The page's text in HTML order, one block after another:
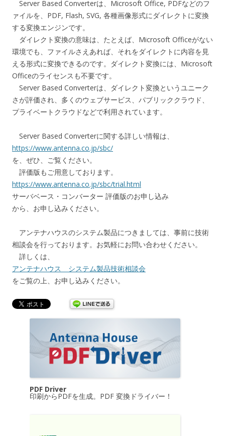
Server Based Converterは、Microsoft Office, PDFなどのフ
ァイルを、PDF, Flash, SVG, 各種画像形式にダイレクトに変換
する変換エンジンです。
ダイレクト変換の意味は、たとえば、Microsoft Officeがない
環境でも、ファイルさえあれば、それをダイレクトに内容を見
える形式に変換できるのです。ダイレクト変換には、Microsoft
Officeのライセンスも不要です。
Server Based Converterは、ダイレクト変換というユニーク
さが評価され、多くのウェブサービス、パブリッククラウド、
プライベートクラウドなどで利用されています。
Server Based Converterに関する詳しい情報は、
https://www.antenna.co.jp/sbc/
を、ぜひ、ご覧ください。
評価版もご用意しております。
https://www.antenna.co.jp/sbc/trial.html
サーバベース・コンバーター 評価版のお申し込み
から、お申し込みください。
アンテナハウスのシステム製品につきましては、事前に技術
相談会を行っております。お気軽にお問い合わせください。
詳しくは、
アンテナハウス システム製品技術相談会
をご覧の上、お申し込みください。
PDF Driver
印刷からPDFを生成。PDF 変換ドライバー！